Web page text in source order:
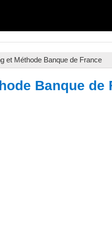
et Méthode Banque de France
Banque de